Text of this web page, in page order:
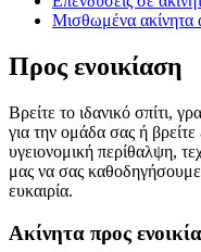
Μισθωμένα ακίνητα
Προς ενοικίαση
Βρείτε το ιδανικό σπίτι,
για την ομάδα σας ή βρείτε
υγειονομική περίθαλψη,
μας να σας καθοδηγήσουμε
ευκαιρία.
Ακίνητα προς